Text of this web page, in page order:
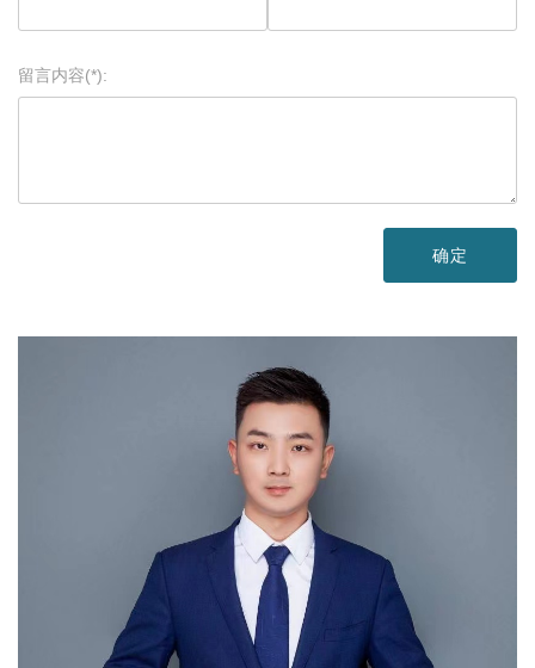
留言内容(*):